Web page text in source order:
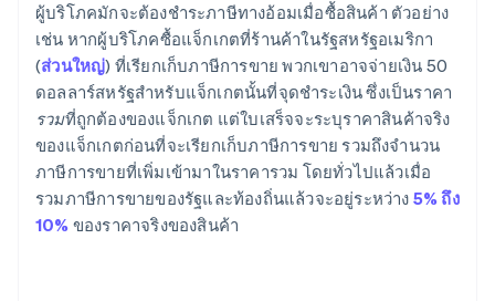
ผู้บริโภคมักจะต้องชำระภาษีทางอ้อมเมื่อซื้อสินค้า ตัวอย่าง
เช่น หากผู้บริโภคซื้อแจ็กเกตที่ร้านค้าในรัฐสหรัฐอเมริกา
(ส่วนใหญ่) ที่เรียกเก็บภาษีการขาย พวกเขาอาจจ่ายเงิน 50
ดอลลาร์สหรัฐสำหรับแจ็กเกตนั้นที่จุดชำระเงิน ซึ่งเป็นราคา
รวมที่ถูกต้องของแจ็กเกต แต่ใบเสร็จจะระบุราคาสินค้าจริง
ของแจ็กเกตก่อนที่จะเรียกเก็บภาษีการขาย รวมถึงจำนวน
ภาษีการขายที่เพิ่มเข้ามาในราคารวม โดยทั่วไปแล้วเมื่อ
รวมภาษีการขายของรัฐและท้องถิ่นแล้วจะอยู่ระหว่าง 5% ถึง
10% ของราคาจริงของสินค้า